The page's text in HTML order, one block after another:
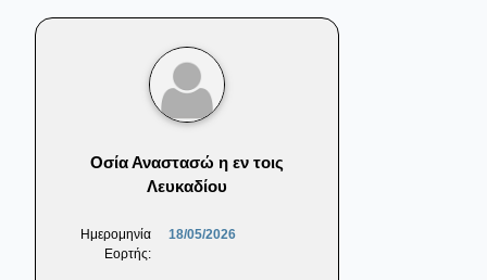
Οσία Αναστασώ η εν τοις
Λευκαδίου
Ημερομηνία
Εορτής:
18/05/2026